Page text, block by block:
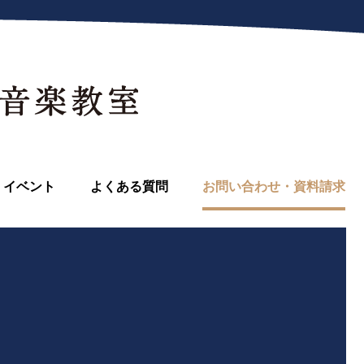
イベント よくある質問 お問い合わせ・資料請求